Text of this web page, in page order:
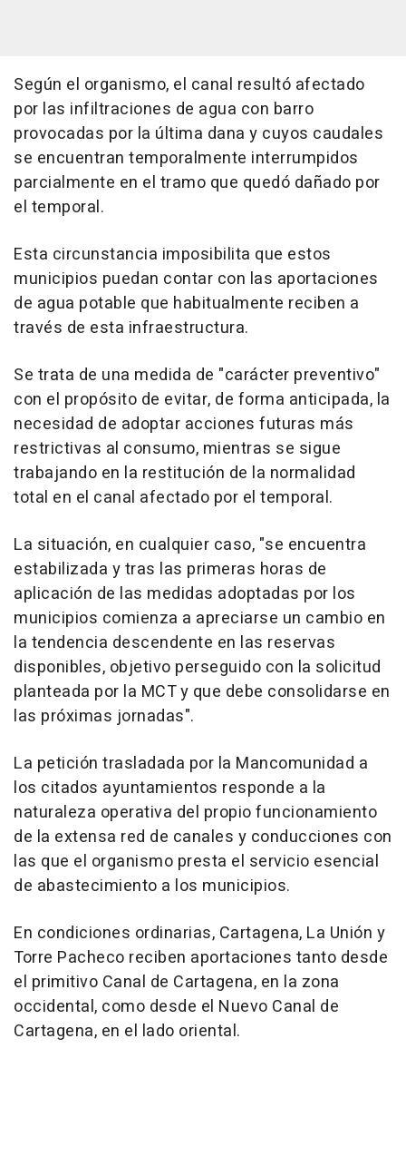
Según el organismo, el canal resultó afectado
por las infiltraciones de agua con barro
provocadas por la última dana y cuyos caudales
se encuentran temporalmente interrumpidos
parcialmente en el tramo que quedó dañado por
el temporal.
Esta circunstancia imposibilita que estos
municipios puedan contar con las aportaciones
de agua potable que habitualmente reciben a
través de esta infraestructura.
Se trata de una medida de "carácter preventivo"
con el propósito de evitar, de forma anticipada, la
necesidad de adoptar acciones futuras más
restrictivas al consumo, mientras se sigue
trabajando en la restitución de la normalidad
total en el canal afectado por el temporal.
La situación, en cualquier caso, "se encuentra
estabilizada y tras las primeras horas de
aplicación de las medidas adoptadas por los
municipios comienza a apreciarse un cambio en
la tendencia descendente en las reservas
disponibles, objetivo perseguido con la solicitud
planteada por la MCT y que debe consolidarse en
las próximas jornadas".
La petición trasladada por la Mancomunidad a
los citados ayuntamientos responde a la
naturaleza operativa del propio funcionamiento
de la extensa red de canales y conducciones con
las que el organismo presta el servicio esencial
de abastecimiento a los municipios.
En condiciones ordinarias, Cartagena, La Unión y
Torre Pacheco reciben aportaciones tanto desde
el primitivo Canal de Cartagena, en la zona
occidental, como desde el Nuevo Canal de
Cartagena, en el lado oriental.